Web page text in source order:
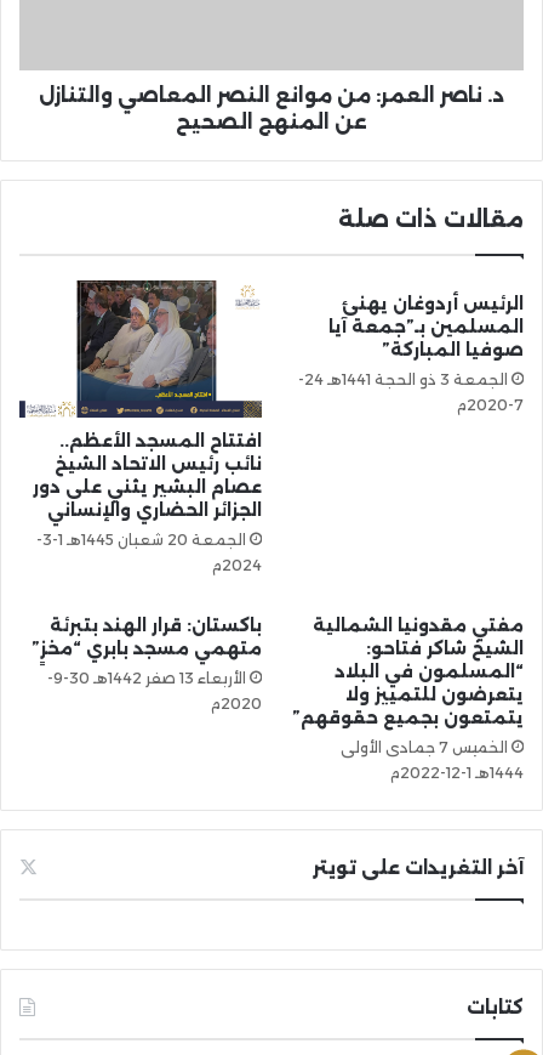
د. ناصر العمر: من موانع النصر المعاصي والتنازل
عن المنهج الصحيح
مقالات ذات صلة
الرئيس أردوغان يهنئ
المسلمين بـ”جمعة آيا
صوفيا المباركة”
الجمعة 3 ذو الحجة 1441هـ 24-
7-2020م
افتتاح المسجد الأعظم..
نائب رئيس الاتحاد الشيخ
عصام البشير يثني على دور
الجزائر الحضاري والإنساني
الجمعة 20 شعبان 1445هـ 1-3-
2024م
مفتي مقدونيا الشمالية
الشيخ شاكر فتاحو:
“المسلمون في البلاد
يتعرضون للتمييز ولا
يتمتعون بجميع حقوقهم”
الخميس 7 جمادى الأولى
1444هـ 1-12-2022م
باكستان: قرار الهند بتبرئة
متهمي مسجد بابري “مخزٍ”
الأربعاء 13 صفر 1442هـ 30-9-
2020م
آخر التغريدات على تويتر
كتابات